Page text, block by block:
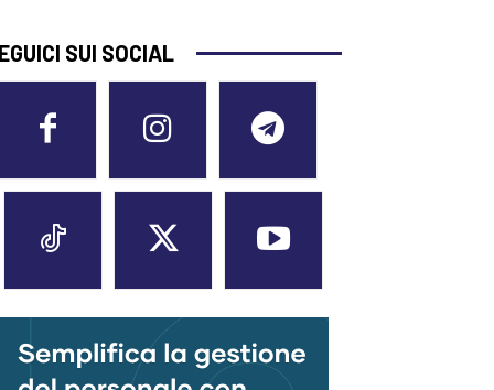
SUI SOCIAL